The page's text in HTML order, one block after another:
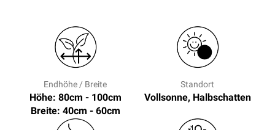
Endhöhe / Breite
Höhe: 80cm - 100cm
Breite: 40cm - 60cm
Standort
Vollsonne, Halbschatten